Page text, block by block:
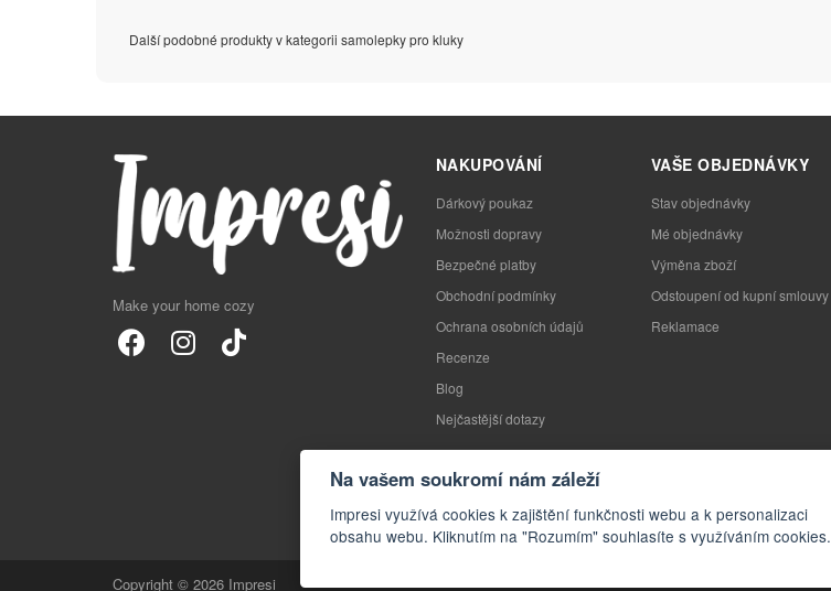
Další podobné produkty v kategorii samolepky pro kluky
Make your home cozy
NAKUPOVÁNÍ
Dárkový poukaz
Možnosti dopravy
Bezpečné platby
Obchodní podmínky
Ochrana osobních údajů
Recenze
Blog
Nejčastější dotazy
VAŠE OBJEDNÁVKY
Stav objednávky
Mé objednávky
Výměna zboží
Odstoupení od kupní smlouvy
Reklamace
Copyright © 2026 Impresi
Na vašem soukromí nám záleží
Impresi využívá cookies k zajištění funkčnosti webu a k personalizaci
obsahu webu. Kliknutím na "Rozumím" souhlasíte s využíváním cookies.